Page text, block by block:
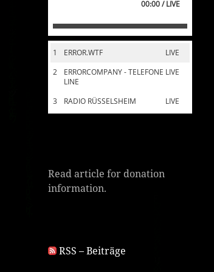
00:00 / LIVE
1 LIVE
ERROR.WTF
2
LIVE
ERRORCOMPANY - TELEFONE
LINE
3
LIVE
RADIO RÜSSELSHEIM
Read article for donation
information.
RSS – Beiträge